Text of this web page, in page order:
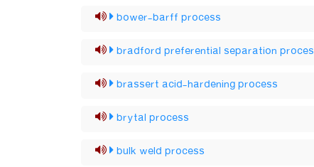
bower-barff process
bradford preferential separation
brassert acid-hardening process
brytal process
bulk weld process